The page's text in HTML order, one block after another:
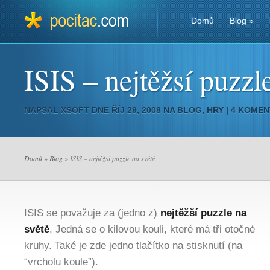
Domů Blog»
ISIS – nejtěžsí
NAPSAL XSOFT DNE ŘÍJ 29, 2008 NA BLOG, HRY | 4
Domů » Blog » ISIS – nejtěžsí puzzle na světě
ISIS se považuje za (jedno z) nejtěžší puzzle na
světě. Jedná se o kilovou kouli, které má tři otočné
kruhy. Také je zde jedno tlačítko na stisknutí (na
“vrcholu koule”).